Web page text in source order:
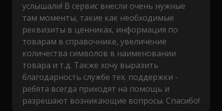
услышали! В сервис внесли очень нужные
там моменты, такие как необходимые
реквизиты в ценниках, информация по
товарам в справочнике, увеличение
количества символов в наименовании
товара и т.д. Также хочу выразить
благодарность службе тех. поддержки -
ребята всегда приходят на помощь и
разрешают возникающие вопросы. Спасибо!